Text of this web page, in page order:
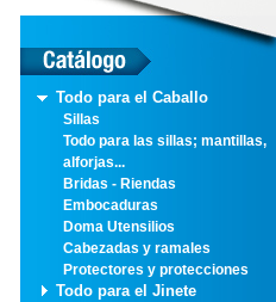
Todo para el Caballo
Sillas
Todo para las sillas; mantillas,
alforjas...
Bridas - Riendas
Embocaduras
Doma Utensilios
Cabezadas y ramales
Protectores y protecciones
Todo para el Jinete